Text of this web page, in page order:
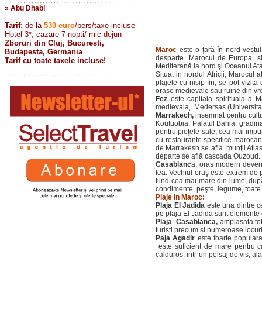
» Abu Dhabi
Tarif: de la 530 euro/pers/taxe incluse
Hotel 3*, cazare 7 nopti/ mic dejun
Zboruri din Cluj, Bucuresti,
Budapesta, Germania
Tarif cu toate taxele incluse!
Maroc este o ţară în nord-
desparte Marocul de Europa
Mediterană la nord şi Oceanul
Situat in nordul Africii, Marocul
plajele cu nisip fin, se pot vizita
orase medievale sau ruine din
Fez este capitala spirituala a
medievala, Medersas
Marrakech, insemnat centru
Koutuobia, Palatul Bahia,
pentru pieţele sale, cea mai
cu restaurante specifice
de Marrakesh se afla munţii
departe se află cascada Ouzoud.
Casablanca, oras modern
lea. Vechiul oraş este extrem
fiind cea mai mare din lume,
condimente, peşte, legume,
Plaje in Maroc:
Plaja El Jadida este una dintre
pe plaja El Jadida sunt
Plaja Casablanca, amplasata
turisti precum si numeroase
Paja Agadir este foarte
este suficient de mare pentru
calduros, intr-un peisaj de vis,